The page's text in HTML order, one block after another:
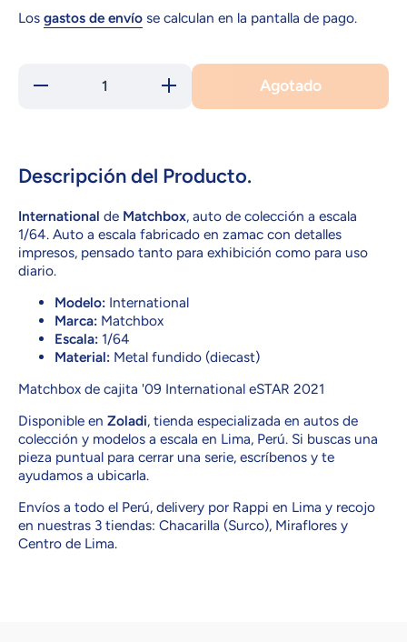
Los gastos de envío se calculan en la pantalla de pago.
Reducir
Aumentar
cantidad
para HFV51
Agotado
Descripción del Producto.
International de Matchbox, auto de colección a escala
1/64. Auto a escala fabricado en zamac con detalles
impresos, pensado tanto para exhibición como para uso
diario.
Modelo: International
Marca: Matchbox
Escala: 1/64
Material: Metal fundido (diecast)
Matchbox de cajita '09 International eSTAR 2021
Disponible en Zoladi, tienda especializada en autos de
colección y modelos a escala en Lima, Perú. Si buscas una
pieza puntual para cerrar una serie, escríbenos y te
ayudamos a ubicarla.
Envíos a todo el Perú, delivery por Rappi en Lima y recojo
en nuestras 3 tiendas: Chacarilla (Surco), Miraflores y
Centro de Lima.